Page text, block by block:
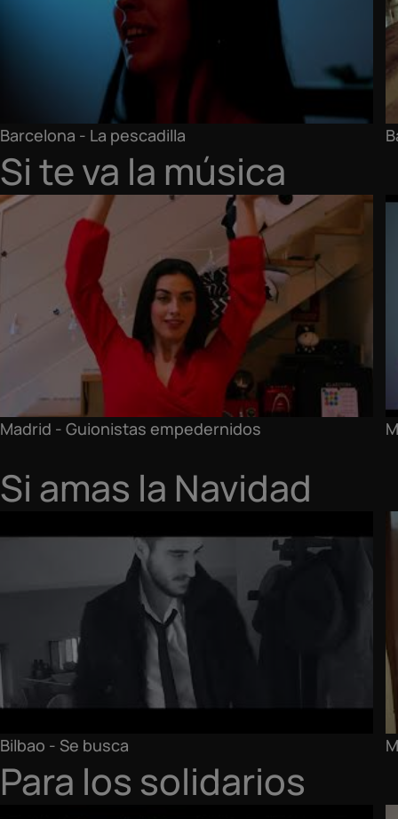
Barcelona - La pescadilla
Si te va la música
Madrid - Guionistas empedernidos
Si amas la Navidad
Bilbao - Se busca
Para los solidarios